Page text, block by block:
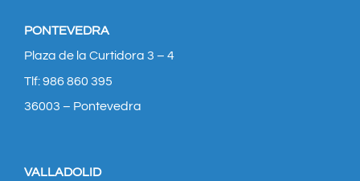
PONTEVEDRA
Plaza de la Curtidora 3 – 4
Tlf: 986 860 395
36003 – Pontevedra
VALLADOLID